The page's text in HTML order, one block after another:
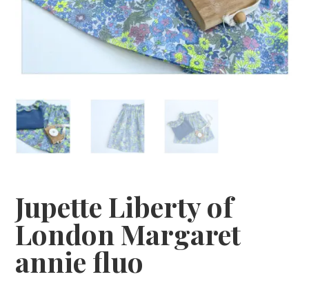
Jupette Liberty of
London Margaret
annie fluo